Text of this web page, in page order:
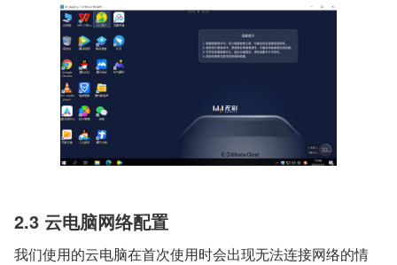
2.3 云电脑网络配置
我们使用的云电脑在首次使用时会出现无法连接网络的情